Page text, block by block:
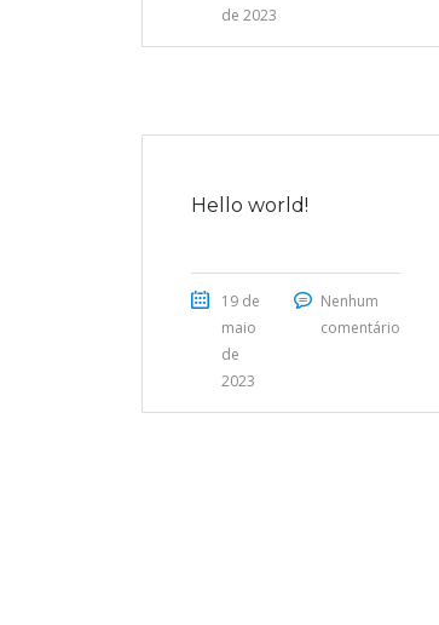
de 2023
Hello world!
19 de
maio
de
2023
Nenhum
comentário